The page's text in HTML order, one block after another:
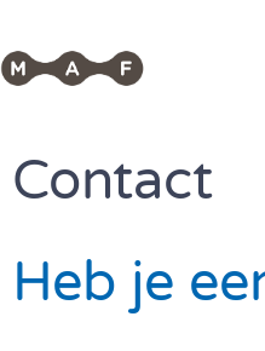
Contact
Heb je